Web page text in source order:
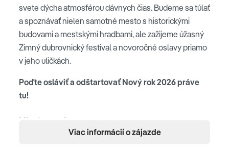
Pevnosť a Kniežací palác
v Dubrovníku
Dnešný deň oslávime Nový rok priamo na
pohostenia so starostom mesta.
svete dýcha atmosférou dávnych čias. Budeme sa túlať
a spoznávať nielen samotné mesto s historickými
budovami a mestskými hradbami, ale zažijeme úžasný
Zimný dubrovnický festival a novoročné oslavy priamo
v jeho uličkách.
Poďte osláviť a odštartovať Nový rok 2026 práve
tu!
Ubytovanie
Viac informácií o zájazde